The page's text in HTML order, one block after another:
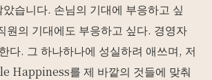
습니다. 손님의 기대에 부응하고 싶
원의 기대에도 부응하고 싶다. 경영자
다. 그 하나하나에 성실하려 애쓰며, 저
Happiness를 제 바깥의 것들에 맞춰